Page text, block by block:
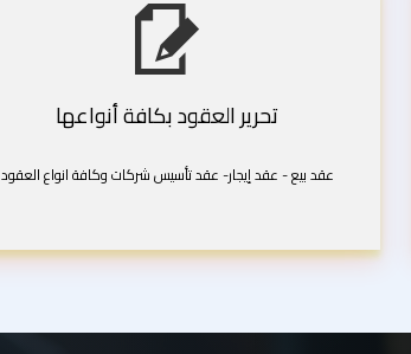
تحرير العقود بكافة أنواعها
عقد بيع - عقد إيجار- عقد تأسيس شركات وكافة انواع العقود